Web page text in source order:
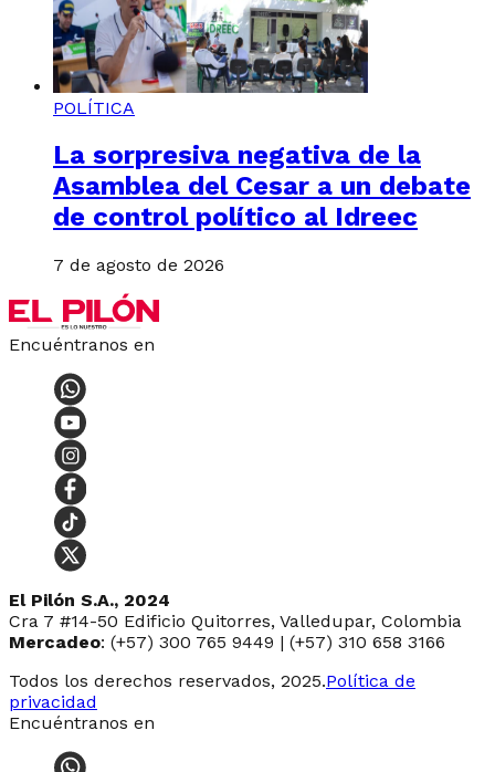
POLÍTICA
La sorpresiva negativa de la
Asamblea del Cesar a un debate
de control político al Idreec
7 de agosto de 2026
Encuéntranos en
El Pilón S.A., 2024
Cra 7 #14-50 Edificio Quitorres, Valledupar, Colombia
Mercadeo: (+57) 300 765 9449 | (+57) 310 658 3166
Todos los derechos reservados, 2025.Política de
privacidad
Encuéntranos en